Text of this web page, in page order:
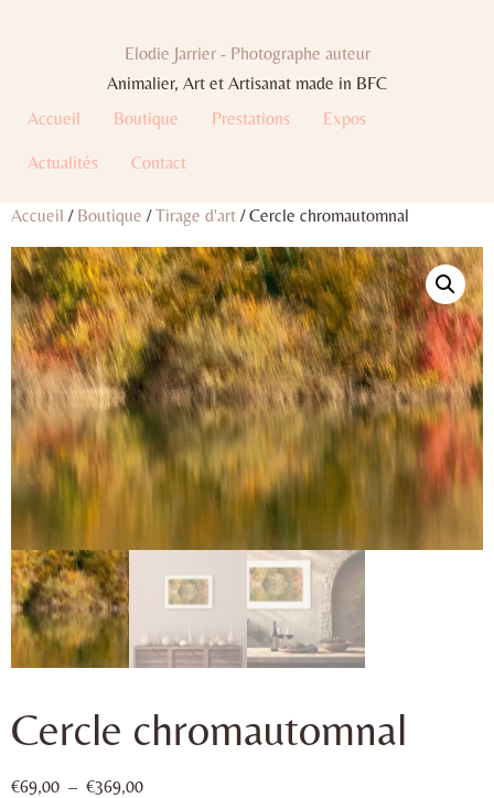
Elodie Jarrier - Photographe auteur
Animalier, Art et Artisanat made in BFC
Accueil
Boutique Prestations Expos
Actualités Contact
Accueil / Boutique /Tirage d'art / Cercle chromautomnal
Cercle chromautomnal
€69,00 – €369,00